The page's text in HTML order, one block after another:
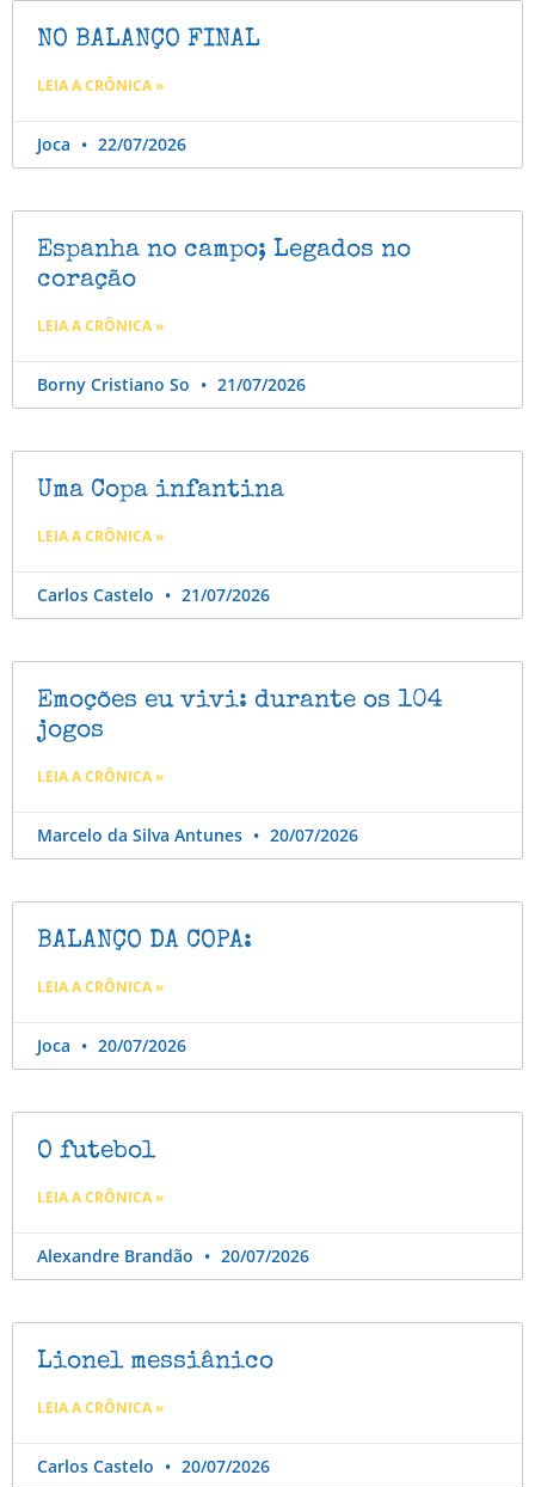
NO BALANÇO FINAL
LEIA A CRÔNICA »
Joca 22/07/2026
Espanha no campo; Legados no
coração
LEIA A CRÔNICA »
Borny Cristiano So 21/07/2026
Uma Copa infantina
LEIA A CRÔNICA »
Carlos Castelo 21/07/2026
Emoções eu vivi: durante os 104
jogos
LEIA A CRÔNICA »
Marcelo da Silva Antunes 20/07/2026
BALANÇO DA COPA:
LEIA A CRÔNICA »
Joca 20/07/2026
O futebol
LEIA A CRÔNICA »
Alexandre Brandão 20/07/2026
Lionel messiânico
LEIA A CRÔNICA »
Carlos Castelo 20/07/2026